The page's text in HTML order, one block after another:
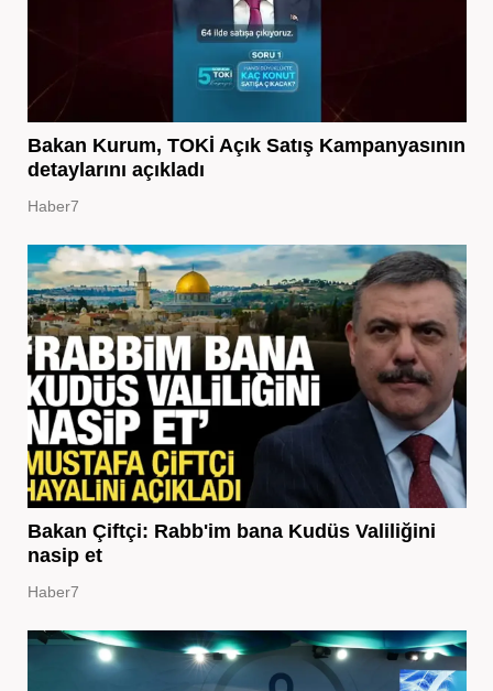
Bakan Kurum, TOKİ Açık Satış Kampanyasının
detaylarını açıkladı
Haber7
Bakan Çiftçi: Rabb'im bana Kudüs Valiliğini
nasip et
Haber7